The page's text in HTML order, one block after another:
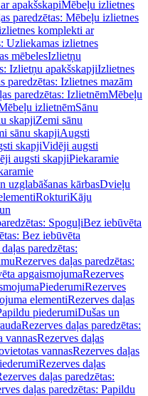
apakšskapiMēbeļu izlietnes
paredzētas: Mēbeļu izlietnes
komplekti ar
Uzliekamas izlietnes
mēbelesIzlietņu
Izlietņu apakšskapjiIzlietnes
paredzētas: Izlietnes mazām
paredzētas: IzlietnēmMēbeļu
izlietnēmSānu
skapjiZemi sānu
sānu skapjiAugsti
skapjiVidēji augsti
augsti skapjiPiekaramie
uzglabāšanas kārbasDvieļu
RokturiKāju
SpoguļiBez iebūvēta
Bez iebūvēta
paredzētas:
Rezerves daļas paredzētas:
apgaismojumaRezerves
PiederumiRezerves
elementiRezerves daļas
piederumiDušas un
Rezerves daļas paredzētas:
vannasRezerves daļas
vannasRezerves daļas
Rezerves daļas
daļas paredzētas:
daļas paredzētas: Papildu